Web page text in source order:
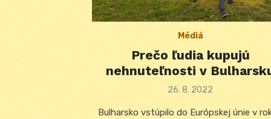
Médiá
Prečo ľudia kupujú
nehnuteľnosti v
Posted
26. 8. 2022
Bulharsko vstúpilo do Európskej únie v